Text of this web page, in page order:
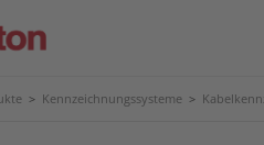
> Kennzeichnungssysteme >